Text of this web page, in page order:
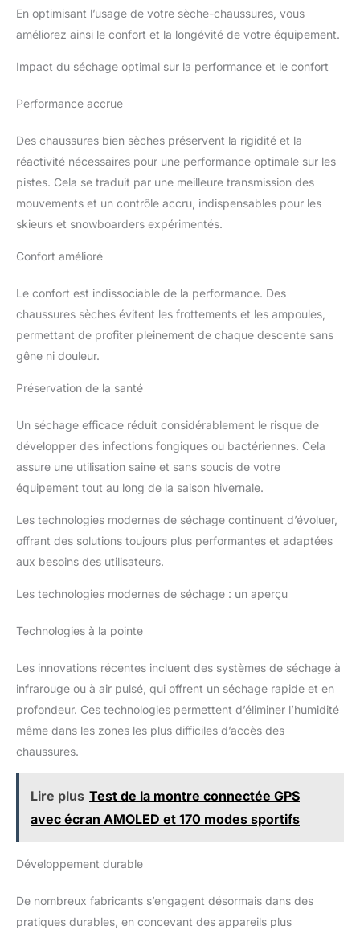
En optimisant l’usage de votre sèche-chaussures, vous
améliorez ainsi le confort et la longévité de votre équipement.
Impact du séchage optimal sur la performance et le confort
Performance accrue
Des chaussures bien sèches préservent la rigidité et la
réactivité nécessaires pour une performance optimale sur les
pistes. Cela se traduit par une meilleure transmission des
mouvements et un contrôle accru, indispensables pour les
skieurs et snowboarders expérimentés.
Confort amélioré
Le confort est indissociable de la performance. Des
chaussures sèches évitent les frottements et les ampoules,
permettant de profiter pleinement de chaque descente sans
gêne ni douleur.
Préservation de la santé
Un séchage efficace réduit considérablement le risque de
développer des infections fongiques ou bactériennes. Cela
assure une utilisation saine et sans soucis de votre
équipement tout au long de la saison hivernale.
Les technologies modernes de séchage continuent d’évoluer,
offrant des solutions toujours plus performantes et adaptées
aux besoins des utilisateurs.
Les technologies modernes de séchage : un aperçu
Technologies à la pointe
Les innovations récentes incluent des systèmes de séchage à
infrarouge ou à air pulsé, qui offrent un séchage rapide et en
profondeur. Ces technologies permettent d’éliminer l’humidité
même dans les zones les plus difficiles d’accès des
chaussures.
Lire plus Test de la montre connectée GPS
avec écran AMOLED et 170 modes sportifs
Développement durable
De nombreux fabricants s’engagent désormais dans des
pratiques durables, en concevant des appareils plus